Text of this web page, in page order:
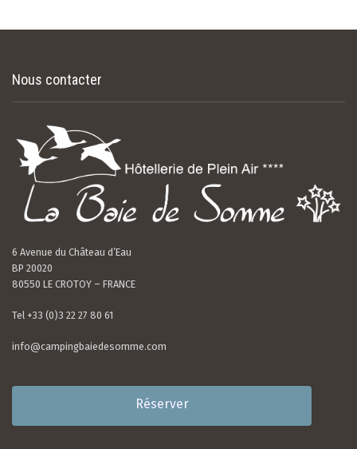
Nous contacter
6 Avenue du Château d’Eau
BP 20020
80550 LE CROTOY – FRANCE
Tel +33 (0)3 22 27 80 61
info@campingbaiedesomme.com
Réserver